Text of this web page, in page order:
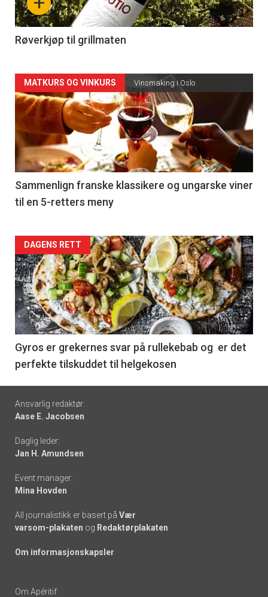
-
4
Røverkjøp til grillmaten
Forsiden
akkurat
nå
-
5
MATKURS OG VINKURS Vinsmaking i Oslo
Sammenlign franske klassikere og ungarske viner
til en 5-retters meny
Forsiden
akkurat
nå
-
6
DAGENS RETT
Gyros er grekernes svar på rullekebab og er det
perfekte tilskuddet til helgekosen
Footer
-
links
Ansvarlig redaktør:
Aase E. Jacobsen
Daglig leder:
Jan H. Amundsen
Event manager:
Mina Hovden
All journalistikk er basert på Vær
varsom-plakaten og Redaktørplakaten
Om informasjonskapsler
Om Apéritif: